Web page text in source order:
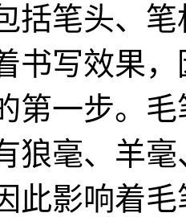
括笔头、
书写效果
第一步。
狼毫、羊
此影响着